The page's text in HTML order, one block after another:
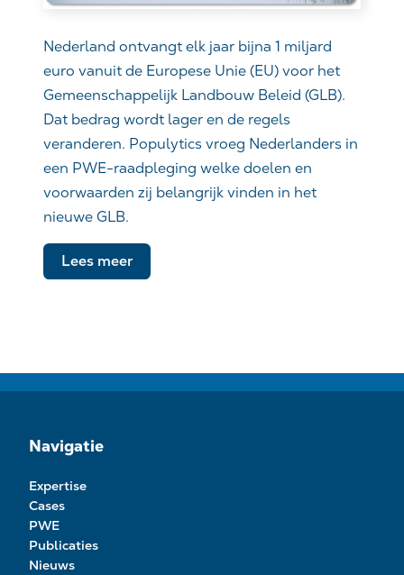
Nederland ontvangt elk jaar bijna 1 miljard
euro vanuit de Europese Unie (EU) voor het
Gemeenschappelijk Landbouw Beleid (GLB).
Dat bedrag wordt lager en de regels
veranderen. Populytics vroeg Nederlanders in
een PWE-raadpleging welke doelen en
voorwaarden zij belangrijk vinden in het
nieuwe GLB.
Lees meer
Navigatie
Expertise
Cases
PWE
Publicaties
Nieuws